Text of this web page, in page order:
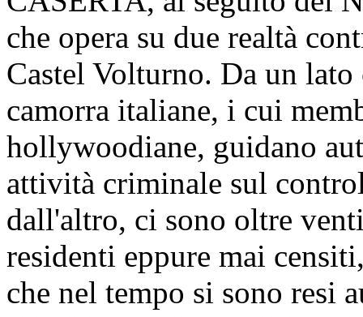
che opera su due realtà
Castel Volturno. Da un
camorra italiane, i cui
hollywoodiane, guidano
attività criminale sul
dall'altro, ci sono oltre
residenti eppure mai
che nel tempo si sono resi